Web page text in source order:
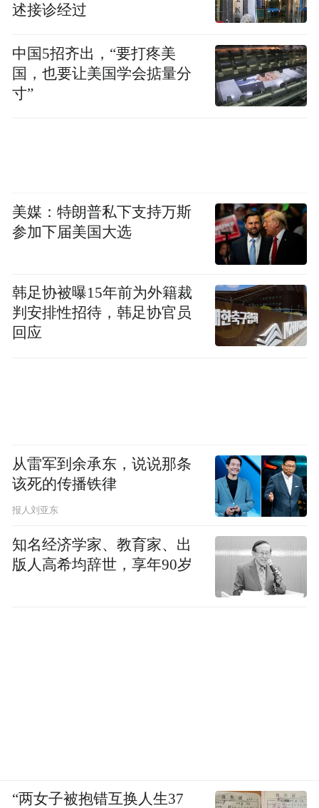
万喆指出，诸如出口海外仓“离境即退税”等
其成为新增长点；同时，财政、金融政策的
支持，也为外贸企业提供了一定资金保障。
此外，企业本身也在不断进行产品升级转型
“特别声明：以上作品内容(包括在内的视频、图片或音
频)为凤凰网旗下自媒体平台“大风号”用户上传并发
布，本平台仅提供信息存储空间服务。
Notice: The content above (including the videos,
pictures and audios if any) is uploaded and posted
by the user of Dafeng Hao, which is a social media
platform and merely provides information storage
space services.”
述接诊经过
中国5招齐出，“要打疼美
国，也要让美国学会掂量分
寸”
美媒：特朗普私下支持万斯
参加下届美国大选
韩足协被曝15年前为外籍裁
判安排性招待，韩足协官员
回应
从雷军到余承东，说说那条
该死的传播铁律
报人刘亚东
知名经济学家、教育家、出
版人高希均辞世，享年90岁
“两女子被抱错互换人生37